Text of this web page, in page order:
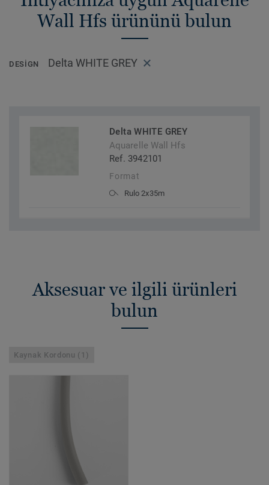
Wall Hfs ürününü bulun
DESIGN Delta WHITE GREY
Delta WHITE GREY
Aquarelle Wall Hfs
Ref. 3942101
Format
Rulo 2x35m
Aksesuar ve ilgili ürünleri
bulun
Kaynak Kordonu (1)